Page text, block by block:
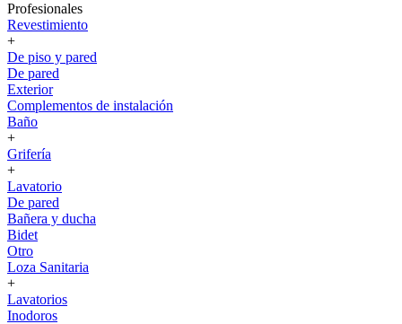
Profesionales
Revestimiento
+
De piso y pared
De pared
Exterior
Complementos de instalación
Baño
+
Grifería
+
Lavatorio
De pared
Bañera y ducha
Bidet
Otro
Loza Sanitaria
+
Lavatorios
Inodoros